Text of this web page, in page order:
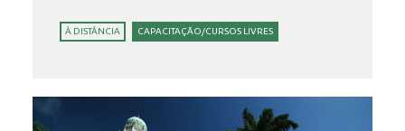
À DISTÂNCIA CAPACITAÇÃO/CURSOS LIVRES